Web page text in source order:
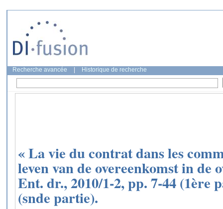
Recherche avancée Historique de recherche
« La vie du contrat dans les
leven van de overeenkomst in de
Ent. dr., 2010/1-2, pp. 7-44 (1ère
(snde partie).